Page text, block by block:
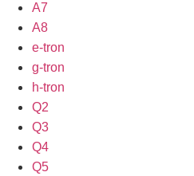
A7
A8
e-tron
g-tron
h-tron
Q2
Q3
Q4
Q5